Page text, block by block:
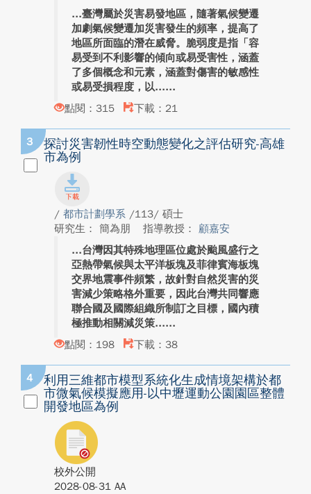
臺灣屬於災害易發地區，隨著氣候變遷
加劇氣候變遷加災害發生的頻率，提高了
地區所面臨的潛在威脅。脆弱度是指「容
易受到不利影響的傾向或易受害性，涵蓋
了多個概念和元素，涵蓋對傷害的敏感性
或易受損程度，以...
點閱：315
下載：21
3
探討災害韌性時空動態變化之評估研究-高雄
市為例
/ 都市計劃學系 /113/ 碩士
研究生： 簡為朋
指導教授： 顧嘉安
台灣因其特殊地理區位處於颱風盛行之
亞熱帶氣候與太平洋板塊及菲律賓海板塊
交界地震事件頻繁，故針對自然災害的災
害減少策略格外重要，因此台灣共同響應
聯合國及國際組織所制訂之目標，國內積
極推動相關減災策...
點閱：198
下載：38
4
利用三維都市模型系統化生成情境架構於都
市微氣候模擬應用-以中壢運動公園園區整體
開發地區為例
校外公開
2028-08-31 AA